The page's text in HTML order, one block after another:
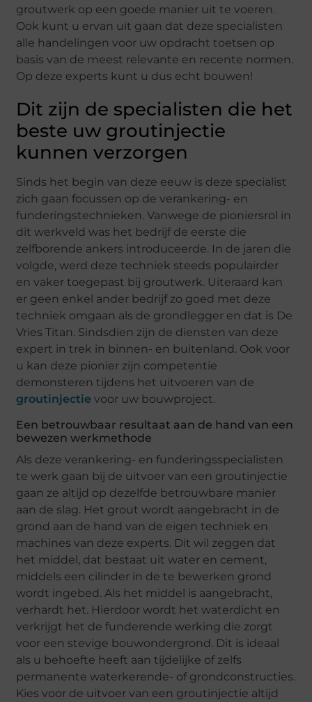
groutwerk op een goede manier uit te voeren.
Ook kunt u ervan uit gaan dat deze specialisten
alle handelingen voor uw opdracht toetsen op
basis van de meest relevante en recente normen.
Op deze experts kunt u dus echt bouwen!
Dit zijn de specialisten die het
beste uw groutinjectie
kunnen verzorgen
Sinds het begin van deze eeuw is deze specialist
zich gaan focussen op de verankering- en
funderingstechnieken. Vanwege de pioniersrol in
dit werkveld was het bedrijf de eerste die
zelfborende ankers introduceerde. In de jaren die
volgde, werd deze techniek steeds populairder
en vaker toegepast bij groutwerk. Uiteraard kan
er geen enkel ander bedrijf zo goed met deze
techniek omgaan als de grondlegger en dat is De
Vries Titan. Sindsdien zijn de diensten van deze
expert in trek in binnen- en buitenland. Ook voor
u kan deze pionier zijn competentie
demonsteren tijdens het uitvoeren van de
groutinjectie voor uw bouwproject.
Een betrouwbaar resultaat aan de hand van een
bewezen werkmethode
Als deze verankering- en funderingsspecialisten
te werk gaan bij de uitvoer van een groutinjectie
gaan ze altijd op dezelfde betrouwbare manier
aan de slag. Het grout wordt aangebracht in de
grond aan de hand van de eigen techniek en
machines van deze experts. Dit wil zeggen dat
het middel, dat bestaat uit water en cement,
middels een cilinder in de te bewerken grond
wordt ingebed. Als het middel is aangebracht,
verhardt het. Hierdoor wordt het waterdicht en
verkrijgt het de funderende werking die zorgt
voor een stevige bouwondergrond. Dit is ideaal
als u behoefte heeft aan tijdelijke of zelfs
permanente waterkerende- of grondconstructies.
Kies voor de uitvoer van een groutinjectie altijd